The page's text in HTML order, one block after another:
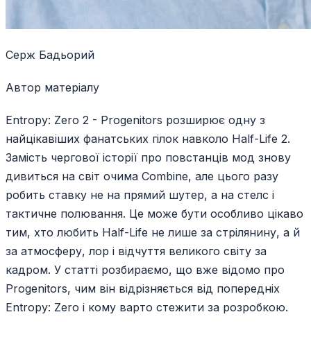
Серж Бадьорий
Автор матеріалу
Entropy: Zero 2 - Progenitors розширює одну з
найцікавіших фанатських гілок навколо Half-Life 2.
Замість чергової історії про повстанців мод знову
дивиться на світ очима Combine, але цього разу
робить ставку не на прямий шутер, а на стелс і
тактичне полювання. Це може бути особливо цікаво
тим, хто любить Half-Life не лише за стрілянину, а й
за атмосферу, лор і відчуття великого світу за
кадром. У статті розбираємо, що вже відомо про
Progenitors, чим він відрізняється від попередніх
Entropy: Zero і кому варто стежити за розробкою.